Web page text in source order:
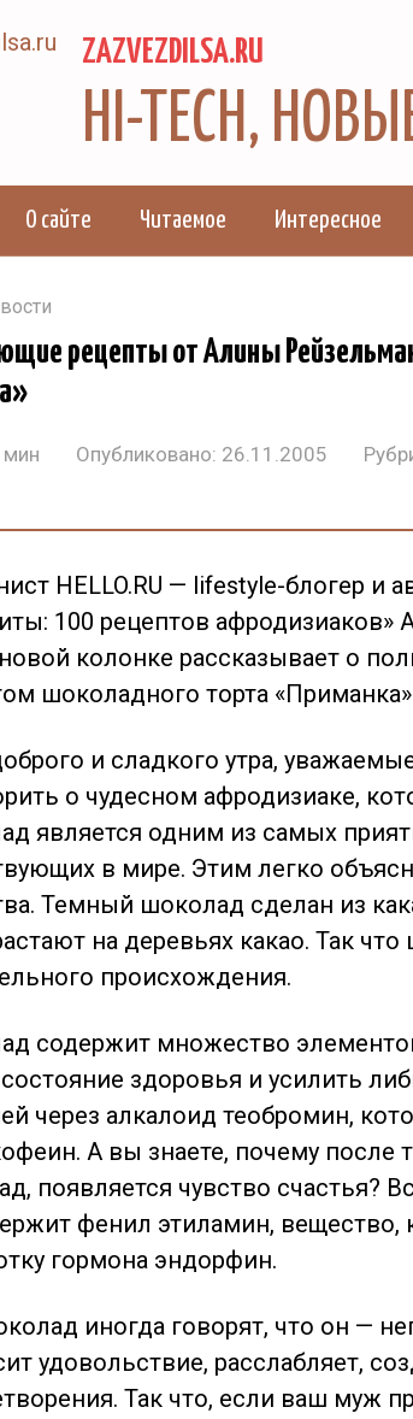
ZAZVEZDILSA.RU
HI-TECH,
О сайте Читаемое Интересное
рецепты от Алины
мин Опубликовано: 26.11.2005
HELLO.RU — lifestyle-блогер и
100 рецептов афродизиаков»
колонке рассказывает о
шоколадного торта «Приманка»
и сладкого утра,
о чудесном афродизиаке,
является одним из самых
в мире. Этим легко
Темный шоколад сделан из
на деревьях какао. Так
происхождения.
содержит множество
здоровья и усилить
через алкалоид теобромин,
А вы знаете, почему после
появляется чувство счастья?
фенил этиламин, вещество,
гормона эндорфин.
иногда говорят, что он —
удовольствие, расслабляет,
Так что, если ваш муж